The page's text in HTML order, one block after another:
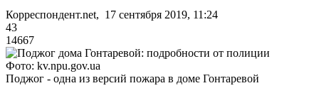
Корреспондент.net, 17 сентября 2019, 11:24
43
14667
Фото: kv.npu.gov.ua
Поджог - одна из версий пожара в доме Гонтаревой